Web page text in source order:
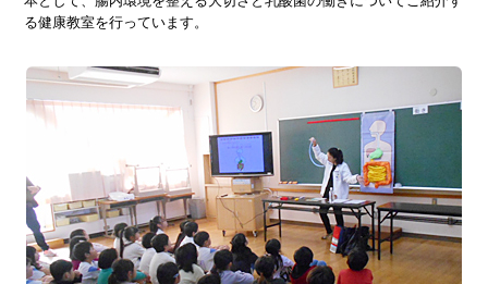
る健康教室を行っています。